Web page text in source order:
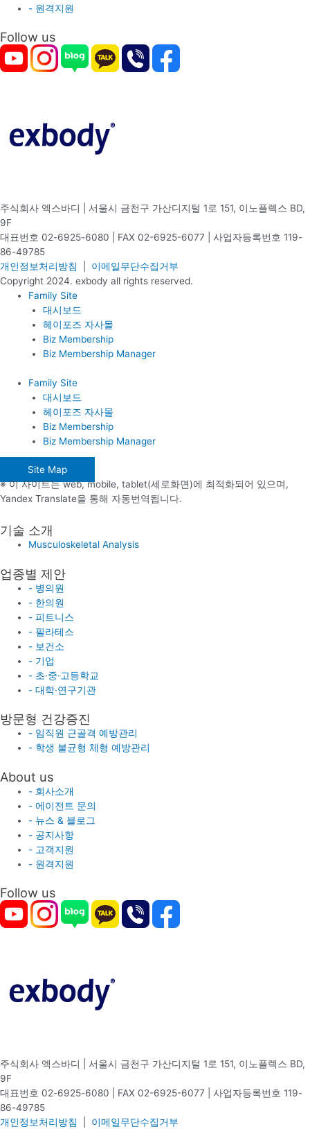
- 원격지원
Follow us
주식회사 엑스바디 | 서울시 금천구 가산디지털 1로 151, 이노플렉스 BD,
9F
대표번호 02-6925-6080 | FAX 02-6925-6077 | 사업자등록번호 119-
86-49785
개인정보처리방침
이메일무단수집거부
Copyright 2024. exbody all rights reserved.
Family Site
대시보드
헤이포즈 자사몰
Biz Membership
Biz Membership Manager
Family Site
대시보드
헤이포즈 자사몰
Biz Membership
Biz Membership Manager
Site Map
※ 이 사이트는 web, mobile, tablet(세로화면)에 최적화되어 있으며,
Yandex Translate을 통해 자동번역됩니다.
기술 소개
Musculoskeletal Analysis
업종별 제안
- 병의원
- 한의원
- 피트니스
- 필라테스
- 보건소
- 기업
- 초·중·고등학교
- 대학·연구기관
방문형 건강증진
- 임직원 근골격 예방관리
- 학생 불균형 체형 예방관리
About us
- 회사소개
- 에이전트 문의
- 뉴스 & 블로그
- 공지사항
- 고객지원
- 원격지원
Follow us
주식회사 엑스바디 | 서울시 금천구 가산디지털 1로 151, 이노플렉스 BD,
9F
대표번호 02-6925-6080 | FAX 02-6925-6077 | 사업자등록번호 119-
86-49785
개인정보처리방침
이메일무단수집거부